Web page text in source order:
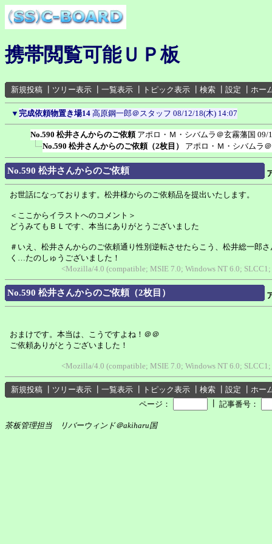
携帯閲覧可能ＵＰ板
新規投稿 ツリー表示 一覧表示 トピック表示 検索 設定 ホー
▼ 完成依頼物置き場14 高原鋼一郎＠スタッフ 08/12/18(木) 14:07
No.590 松井さんからのご依頼 アポロ・Ｍ・シバムラ＠玄霧藩国 09/
No.590 松井さんからのご依頼（2枚目）
アポロ・Ｍ・シバムラ
No.590 松井さんからのご依頼
お世話になっております。松井様からのご依頼品を提出いたします。
＜ここからイラストへのコメント＞
どうみてもＢＬです、本当にありがとうございました
＃いえ、松井さんからのご依頼通り性別逆転させたらこう、松井総一郎
く…たのしゅうございました！
<Mozilla/4.0 (compatible; MSIE 7.0; Windows NT 6.0;
No.590 松井さんからのご依頼（2枚目）
おまけです。本当は、こうですよね！＠＠
ご依頼ありがとうございました！
<Mozilla/4.0 (compatible; MSIE 7.0; Windows NT 6.0;
新規投稿 ツリー表示 一覧表示 トピック表示 検索 設定
ホー
ページ：
記事番号：
茶板管理担当 リバーウィンド＠akiharu国